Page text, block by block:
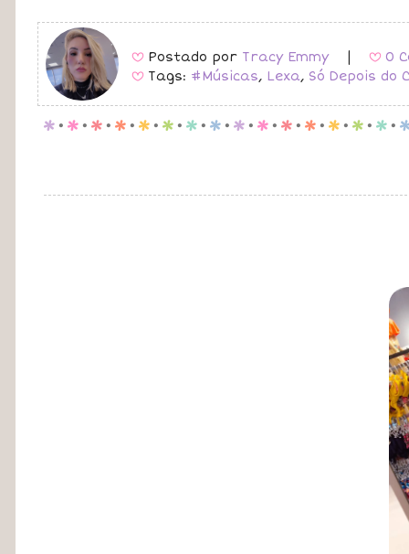
B Postado por Tracy Emmy B 0
B Tags: #Músicas, Lexa, Só Depois do
p . p . p . p . p . p . p . p . p . p . p . p . p . p . p .